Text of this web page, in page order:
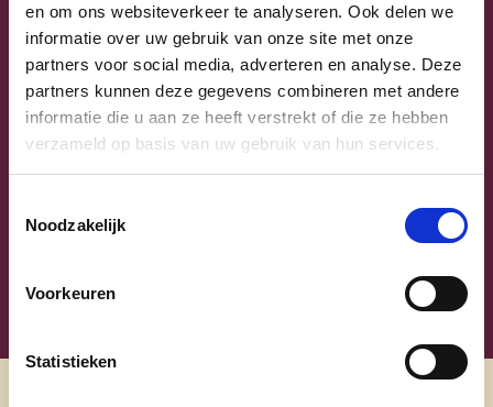
en om ons websiteverkeer te analyseren. Ook delen we
informatie over uw gebruik van onze site met onze
partners voor social media, adverteren en analyse. Deze
partners kunnen deze gegevens combineren met andere
informatie die u aan ze heeft verstrekt of die ze hebben
verzameld op basis van uw gebruik van hun services.
Noodzakelijk
Voorkeuren
Statistieken
Sammy Mahdi
Vlaams-Brabant | Federaal Parlement